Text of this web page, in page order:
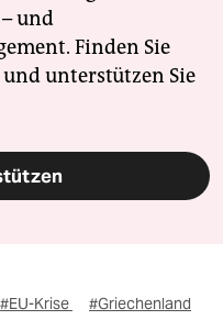
und
Finden Sie
unterstützen Sie
#EU-Krise
#Griechenland